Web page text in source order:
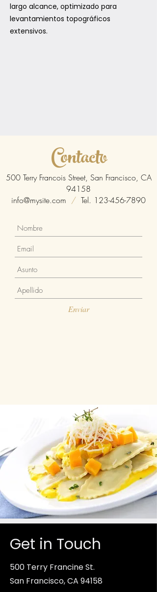
largo alcance, optimizado para
levantamientos topográficos
extensivos.
Contacto
500 Terry Francois Street, San Francisco, CA
94158
info@mysite.com / Tel. 123-456-7890
Enviar
Get in Touch
500 Terry Francine St.
San Francisco, CA 94158